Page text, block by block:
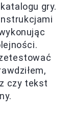
gry.
czy tekst